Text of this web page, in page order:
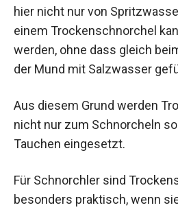
hier nicht nur von
einem Trockenschnorchel
werden, ohne dass gleich
der Mund mit Salzwasser
Aus diesem Grund werden
nicht nur zum Schnorcheln
Tauchen eingesetzt.
Für Schnorchler sind
besonders praktisch, wenn